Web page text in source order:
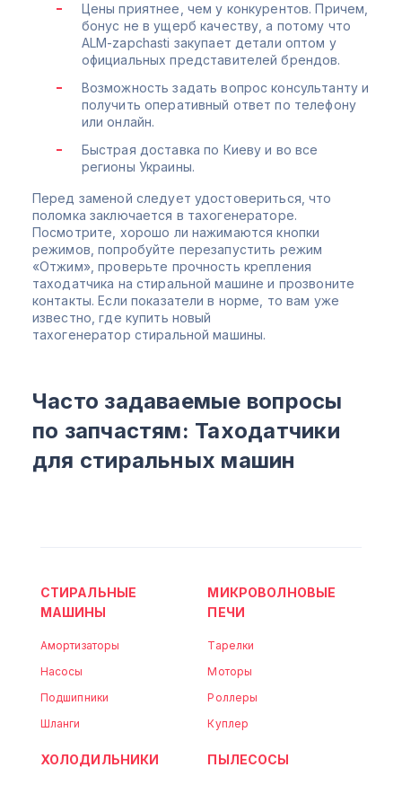
Цены приятнее, чем у конкурентов. Причем,
бонус не в ущерб качеству, а потому что
ALM-zapchasti закупает детали оптом у
официальных представителей брендов.
Возможность задать вопрос консультанту и
получить оперативный ответ по телефону
или онлайн.
Быстрая доставка по Киеву и во все
регионы Украины.
Перед заменой следует удостовериться, что
поломка заключается в тахогенераторе.
Посмотрите, хорошо ли нажимаются кнопки
режимов, попробуйте перезапустить режим
«Отжим», проверьте прочность крепления
таходатчика на стиральной машине и прозвоните
контакты. Если показатели в норме, то вам уже
известно, где купить новый
тахогенератор стиральной машины.
Часто задаваемые вопросы
по запчастям: Таходатчики
для стиральных машин
СТИРАЛЬНЫЕ
МАШИНЫ
Амортизаторы
Насосы
Подшипники
Шланги
МИКРОВОЛНОВЫЕ
ПЕЧИ
Тарелки
Моторы
Роллеры
Куплер
ХОЛОДИЛЬНИКИ ПЫЛЕСОСЫ